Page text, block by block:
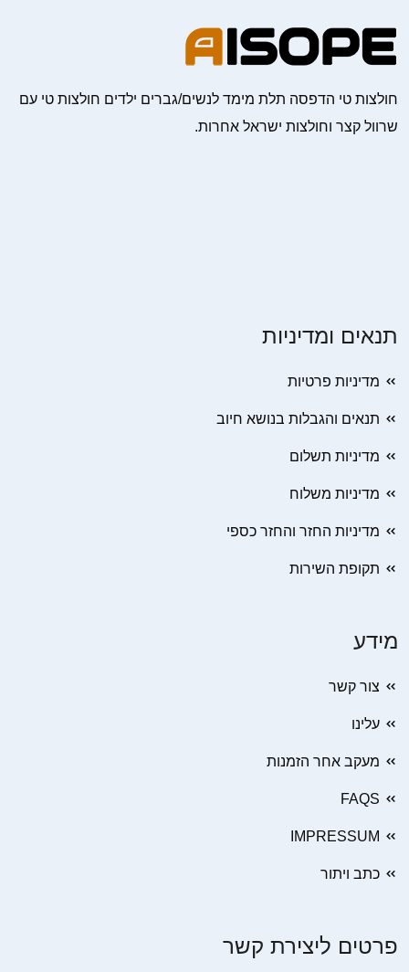
חולצות טי הדפסה תלת מימד לנשים/גברים ילדים חולצות טי עם
שרוול קצר וחולצות ישראל אחרות.
תנאים ומדיניות
מדיניות פרטיות
תנאים והגבלות בנושא חיוב
מדיניות תשלום
מדיניות משלוח
מדיניות החזר והחזר כספי
תקופת השירות
מידע
צור קשר
עלינו
מעקב אחר הזמנות
FAQS
IMPRESSUM
כתב ויתור
פרטים ליצירת קשר